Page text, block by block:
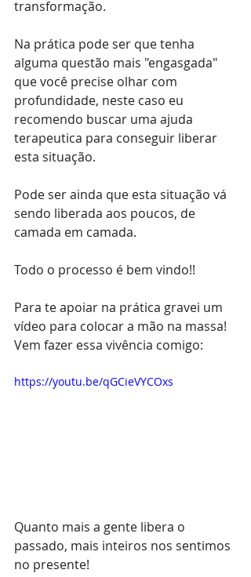
transformação.
Na prática pode ser que tenha
alguma questão mais "engasgada"
que você precise olhar com
profundidade, neste caso eu
recomendo buscar uma ajuda
terapeutica para conseguir liberar
esta situação.
Pode ser ainda que esta situação vá
sendo liberada aos poucos, de
camada em camada.
Todo o processo é bem vindo!!
Para te apoiar na prática gravei um
vídeo para colocar a mão na massa!
Vem fazer essa vivência comigo:
https://youtu.be/qGCieVYCOxs
Quanto mais a gente libera o
passado, mais inteiros nos sentimos
no presente!